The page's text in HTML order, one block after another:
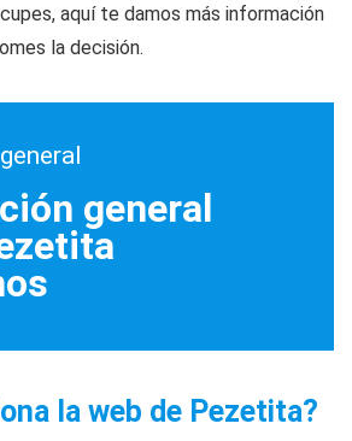
aquí te damos más información
la decisión.
general
la web de Pezetita?